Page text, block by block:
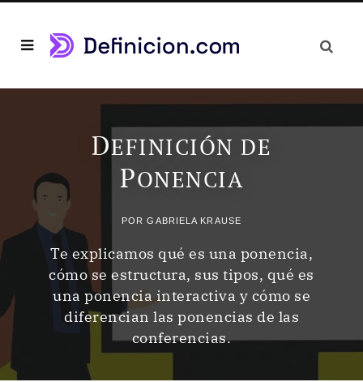
DEFINICIÓN DE
PONENCIA
PORGABRIELA KRAUSE
Te explicamos qué es una ponencia,
cómo se estructura, sus tipos, qué es
una ponencia interactiva y cómo se
diferencian las ponencias de las
conferencias.